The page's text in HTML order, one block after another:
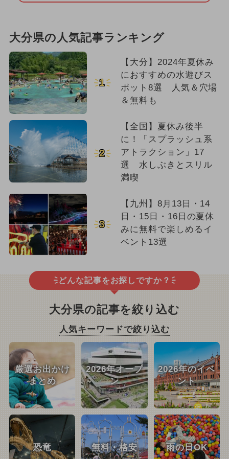
大分県の人気記事ランキング
1
【大分】2024年夏休み
におすすめの水遊びス
ポット8選 人気＆穴場
＆無料も
2
【全国】夏休み後半
に！「スプラッシュ系
アトラクション」17
選 水しぶきとスリル
満喫
3
【九州】8月13日・14
日・15日・16日の夏休
みに無料で楽しめるイ
ベント13選
どんな記事をお探しですか？
大分県の記事を絞り込む
人気キーワードで絞り込む
厳選お出かけ
まとめ
2026年オープ
ン
2026年のイベ
ント
恐竜 無料・格安 雨の日OK